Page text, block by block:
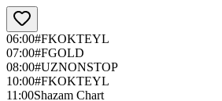
06:00#FKOKTEYL
07:00#FGOLD
08:00#UZNONSTOP
10:00#FKOKTEYL
11:00Shazam Chart